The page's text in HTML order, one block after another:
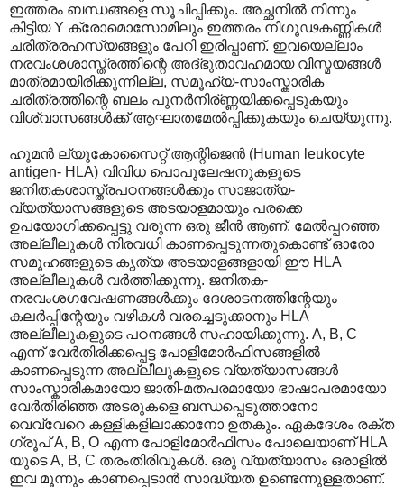
ഇത്തരം ബന്ധങ്ങളെ സൂചിപ്പിക്കും. അച്ഛനില്‍ നിന്നും
കിട്ടിയ Y ക്രോമൊസോമിലും ഇത്തരം നിഗൂഢകണ്ണികള്‍
ചരിത്രരഹസ്യങ്ങളും പേറി ഇരിപ്പാണ്. ഇവയെല്ലാം
നരവംശശാസ്ത്രത്തിന്റെ അദ്ഭുതാവഹമായ വിസ്മയങ്ങള്‍
മാത്രമായിരിക്കുന്നില്ല, സമൂഹ്യ-സാംസ്കാരിക
ചരിത്രത്തിന്റെ ബലം പുനര്‍നിര്ണ്ണയിക്കപ്പെടുകയും
വിശ്വാസങ്ങള്‍ക്ക് ആഘാതമേല്‍പ്പിക്കുകയും ചെയ്യുന്നു.
ഹുമന്‍ ല്യൂകോസൈറ്റ് ആന്റിജെന്‍ (Human leukocyte
antigen- HLA) വിവിധ പൊപുലേഷനുകളുടെ
ജനിതകശാസ്ത്രപഠനങ്ങള്‍ക്കും സാജാത്യ-
വ്യത്യാസങ്ങളുടെ അടയാളമായും പരക്കെ
ഉപയോഗിക്കപ്പെട്ടു വരുന്ന ഒരു ജീന്‍ ആണ്. മേല്‍പ്പറഞ്ഞ
അല്ലീലുകള്‍ നിരവധി കാണപ്പെടുന്നതുകൊണ്ട് ഓരോ
സമൂഹങ്ങളുടെ കൃത്യ അടയാളങ്ങളായി ഈ HLA
അല്ലീലുകള്‍ വര്‍ത്തിക്കുന്നു. ജനിതക-
നരവംശഗവേഷണങ്ങള്‍ക്കും ദേശാടനത്തിന്റേയും
കലര്‍പ്പിന്റേയും വഴികള്‍ വരച്ചെടുക്കാനും HLA
അല്ലീലുകളുടെ പഠനങ്ങള്‍ സഹായിക്കുന്നു. A, B, C
എന്ന് വേര്‍തിരിക്കപ്പെട്ട പോളിമോര്‍ഫിസങ്ങളില്‍
കാണപ്പെടുന്ന അല്ലീലുകളുടെ വ്യത്യാസങ്ങള്‍
സാംസ്കാരികമായോ ജാതി-മതപരമായോ ഭാഷാപരമായോ
വേര്‍തിരിഞ്ഞ അടരുകളെ ബന്ധപ്പെടുത്താനോ
വെവ്വേറെ കള്ളികളിലാക്കാനോ ഉതകും. ഏകദേശം രക്ത
ഗ്രൂപ് A, B, O എന്ന പോളിമോര്‍ഫിസം പോലെയാണ് HLA
യുടെ A, B, C തരംതിരിവുകള്‍. ഒരു വ്യത്യാസം ഒരാളില്‍
ഇവ മൂന്നും കാണപ്പെടാന്‍ സാദ്ധ്യത ഉണ്ടെന്നുള്ളതാണ്.